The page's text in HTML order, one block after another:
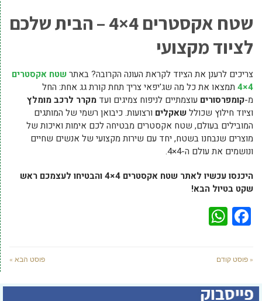
שטח אקסטרים 4×4 – הבית שלכם
לציוד מקצועי
צריכים לרענן את הציוד לקראת העונה הקרובה? באתרשטח אקסטרים
4×4
תמצאו את כל מה שג'יפאי צריך תחת קורת גג אחת: החל
מ-קומפרסורים עוצמתיים לניפוח צמיגים ועד מקרר לרכב מומלץ
וציוד חילוץ שכוללשאקלים ורצועות. כיבואן רשמי של המותגים
המובילים בעולם, שטח אקסטרים מבטיחה לכם אימות ואיכות של
מוצרים שנבחנו בשטח, יחד עם שירות מקצועי של אנשים שחיים
ונושמים את עולם ה-4×4.
היכנסו עכשיו לאתר שטח אקסטרים 4×4 והבטיחו לעצמכם ראש
שקט בטיול הבא!
Facebook
« פוסט קודם פוסט הבא »